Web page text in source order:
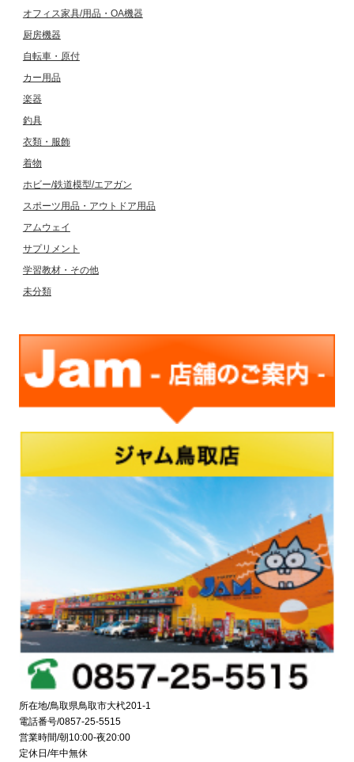
オフィス家具/用品・OA機器
厨房機器
自転車・原付
カー用品
楽器
釣具
衣類・服飾
着物
ホビー/鉄道模型/エアガン
スポーツ用品・アウトドア用品
アムウェイ
サプリメント
学習教材・その他
未分類
所在地/鳥取県鳥取市大杙201-1
電話番号/0857-25-5515
営業時間/朝10:00-夜20:00
定休日/年中無休